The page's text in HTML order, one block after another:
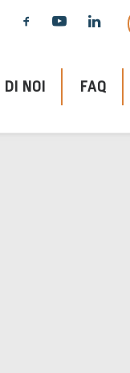
DI NOI FAQ